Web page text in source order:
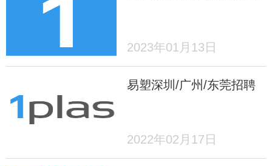
2023年01月13日
易塑深圳/广州/东莞招聘
2022年02月17日